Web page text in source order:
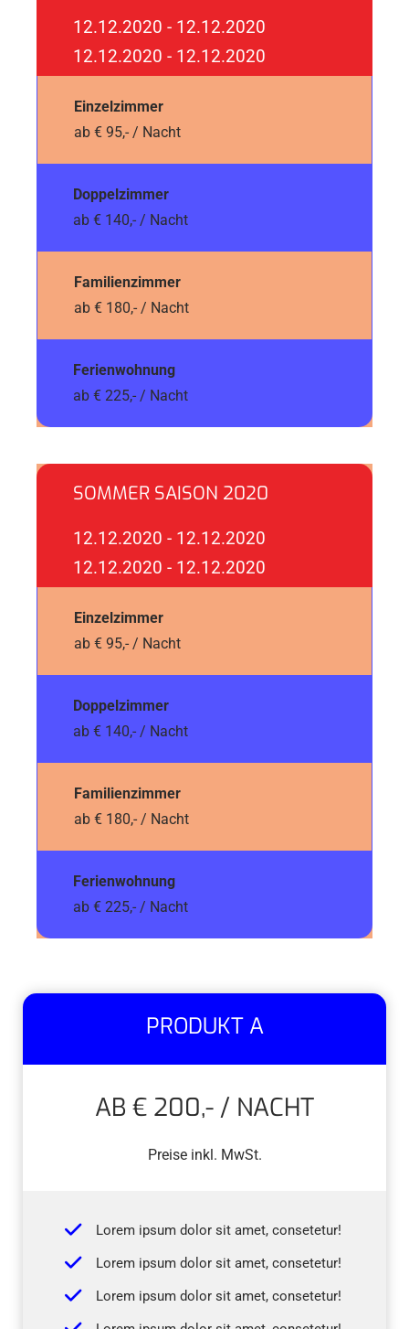
12.12.2020 - 12.12.2020
12.12.2020 - 12.12.2020
Einzelzimmer
ab € 95,- / Nacht
Doppelzimmer
ab € 140,- / Nacht
Familienzimmer
ab € 180,- / Nacht
Ferienwohnung
ab € 225,- / Nacht
SOMMER SAISON 2020
12.12.2020 - 12.12.2020
12.12.2020 - 12.12.2020
Einzelzimmer
ab € 95,- / Nacht
Doppelzimmer
ab € 140,- / Nacht
Familienzimmer
ab € 180,- / Nacht
Ferienwohnung
ab € 225,- / Nacht
PRODUKT A
AB € 200,- / NACHT
Preise inkl. MwSt.
Lorem ipsum dolor sit amet, consetetur!
Lorem ipsum dolor sit amet, consetetur!
Lorem ipsum dolor sit amet, consetetur!